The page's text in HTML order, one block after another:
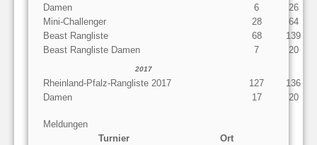
Damen
6
26
Mini-Challenger
28
64
Beast Rangliste
68
139
Beast Rangliste Damen
7 20
2017
Rheinland-Pfalz-Rangliste 2017 127
136
Damen
17 20
Meldungen
Turnier
Ort